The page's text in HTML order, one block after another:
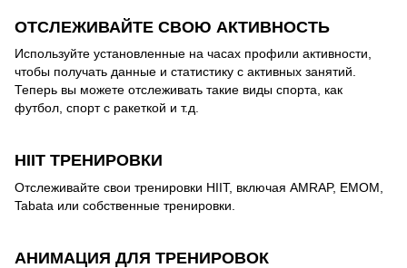
ОТСЛЕЖИВАЙТЕ СВОЮ АКТИВНОСТЬ
Используйте установленные на часах профили активности,
чтобы получать данные и статистику с активных занятий.
Теперь вы можете отслеживать такие виды спорта, как
футбол, спорт с ракеткой и т.д.
HIIT ТРЕНИРОВКИ
Отслеживайте свои тренировки HIIT, включая AMRAP, EMOM,
Tabata или собственные тренировки.
АНИМАЦИЯ ДЛЯ ТРЕНИРОВОК